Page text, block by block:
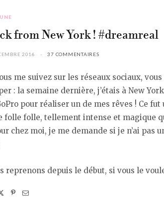
from New York ! #dreamreal
2016 37 COMMENTAIRES
me suivez sur les réseaux sociaux, vous
: la semaine dernière, j’étais à New
pour réaliser un de mes rêves ! Ce fut
folle folle, tellement intense et magique
chez moi, je me demande si je n’ai pas
reprenons depuis le début, si vous le